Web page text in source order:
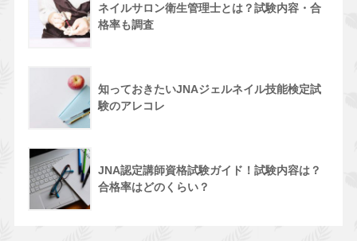
ネイルサロン衛生管理士とは？試験内容・合
格率も調査
知っておきたいJNAジェルネイル技能検定試
験のアレコレ
JNA認定講師資格試験ガイド！試験内容は？
合格率はどのくらい？